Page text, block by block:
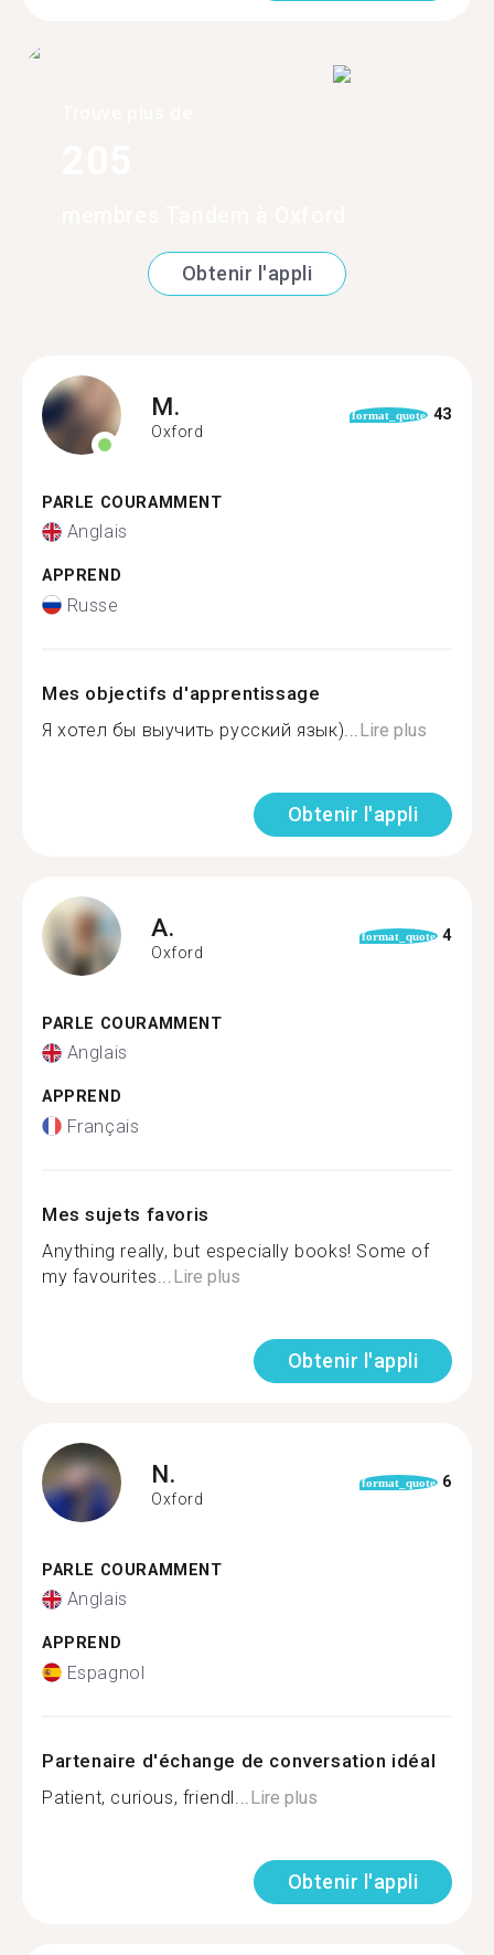
Obtenir l'appli
M.
Oxford
format_quote 43
PARLE COURAMMENT
Anglais
APPREND
Russe
Mes objectifs d'apprentissage
Я хотел бы выучить русский язык)... Lire plus
Obtenir l'appli
A.
Oxford
format_quote 4
PARLE COURAMMENT
Anglais
APPREND
Français
Mes sujets favoris
Anything really, but especially books! Some of
my favourites... Lire plus
Obtenir l'appli
N.
Oxford
format_quote 6
PARLE COURAMMENT
Anglais
APPREND
Espagnol
Partenaire d'échange de conversation idéal
Patient, curious, friendl... Lire plus
Obtenir l'appli